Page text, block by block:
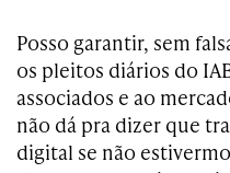
Posso garantir, sem
os pleitos diários do
associados e ao
não dá pra dizer que
digital se não